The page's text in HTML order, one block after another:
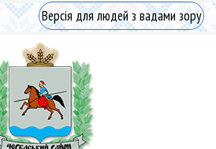
Версія для людей з вадами зору